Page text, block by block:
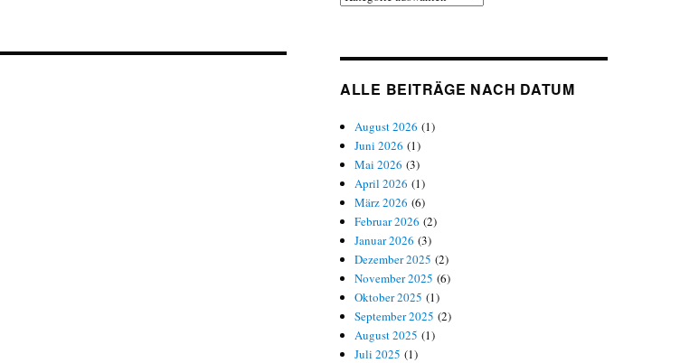
ALLE BEITRÄGE NACH DATUM
August 2026 (1)
Juni 2026 (1)
Mai 2026 (3)
April 2026 (1)
März 2026 (6)
Februar 2026 (2)
Januar 2026 (3)
Dezember 2025 (2)
November 2025 (6)
Oktober 2025 (1)
September 2025 (2)
August 2025 (1)
Juli 2025 (1)